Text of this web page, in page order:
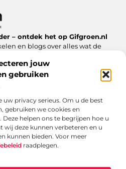
jouw
gebruiken
uw privacy serieus. Om u de best
gebruiken we cookies en
helpen ons te begrijpen hoe u
wij deze kunnen verbeteren en u
kunnen bieden. Voor meer
raadplegen.
– ontdek het op Gifgroen.nl
en blogs over alles wat de